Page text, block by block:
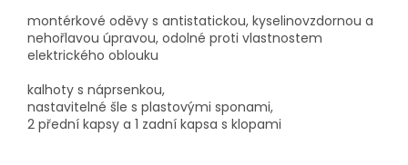
montérkové oděvy s antistatickou, kyselinovzdornou a
nehořlavou úpravou, odolné proti vlastnostem
elektrického oblouku
kalhoty s náprsenkou,
nastavitelné šle s plastovými sponami,
2 přední kapsy a 1 zadní kapsa s klopami